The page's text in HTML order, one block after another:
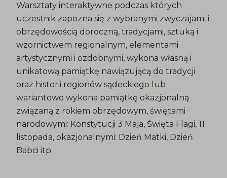
Warsztaty interaktywne podczas których
uczestnik zapozna się z wybranymi zwyczajami i
obrzędowością doroczną, tradycjami, sztuką i
wzornictwem regionalnym, elementami
artystycznymi i ozdobnymi, wykona własną i
unikatową pamiątkę nawiązującą do tradycji
oraz historii regionów sądeckiego lub
wariantowo wykona pamiątkę okazjonalną
związaną z rokiem obrzędowym, świętami
narodowymi: Konstytucji 3 Maja, Święta Flagi, 11
listopada, okazjonalnymi: Dzień Matki, Dzień
Babci itp.